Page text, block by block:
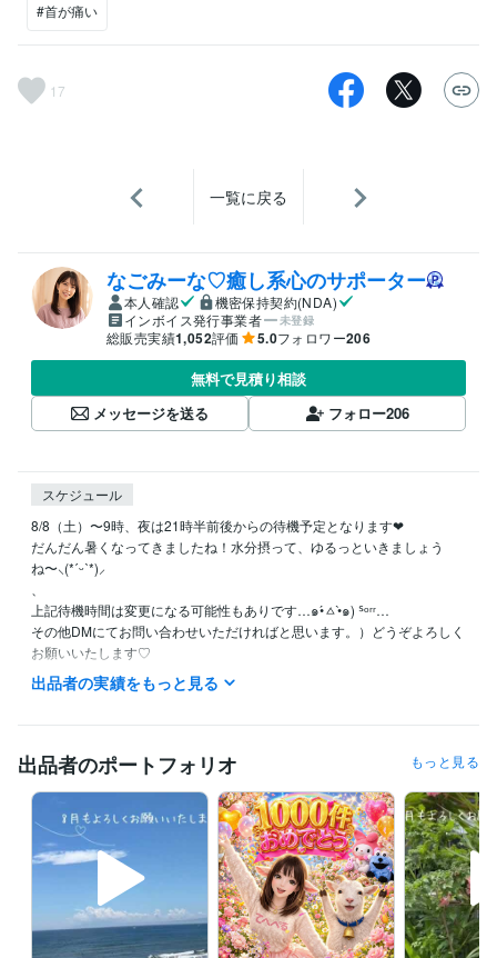
#首が痛い
17
一覧に戻る
なごみーな♡癒し系心のサポーター
本人確認
機密保持契約(NDA)
インボイス発行事業者
未登録
総販売実績1,052評価 5.0フォロワー206
無料で見積り相談
メッセージを送る
フォロー206
スケジュール
8/8（土）〜9時、夜は21時半前後からの待機予定となります❤︎
だんだん暑くなってきましたね！水分摂って、ゆるっといきましょう
ね〜⸜(*ˊᵕˋ*)⸝‬
上記待機時間は変更になる可能性もありです…๑•́ㅿ•̀๑) ᔆᵒʳʳ…
その他DMにてお問い合わせいただければと思います。）どうぞよろしく
お願いいたします♡
⭐️基本的には平日大体20時前後〜25時（前後する可能性あります）また
⭐️水曜は朝８時前後から断続的な待機予定となります
変更の場合もあるので→（DMでご確認くださきませ）
⭐️その他待機できるときはしております
ꕤ8月のご挨拶
毎日暑い日が続いていますね、体調崩されてないでしょうか？こう暑い
と何もする気になりませんよね。
お休みの日はゆっくりお家で過ごすのがよきかもです。誰かと話した
い、寂しい、愚痴言いたい時はお話ししにきてくださいね
出品者の実績をもっと見る
出品者のポートフォリオ もっと見る